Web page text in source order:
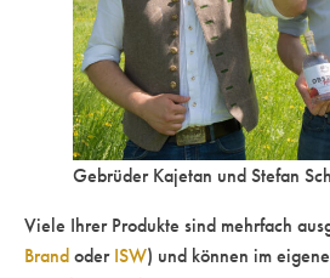
Gebrüder Kajetan und Stefan
Viele Ihrer Produkte sind mehrfach
Brand oder ISW) und können im